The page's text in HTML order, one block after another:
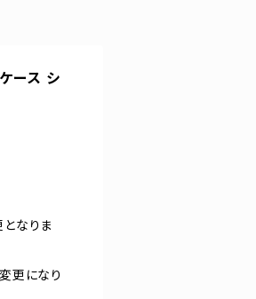
ース シ
なりま
更になり